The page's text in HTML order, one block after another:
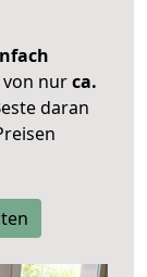
nurca.
daran